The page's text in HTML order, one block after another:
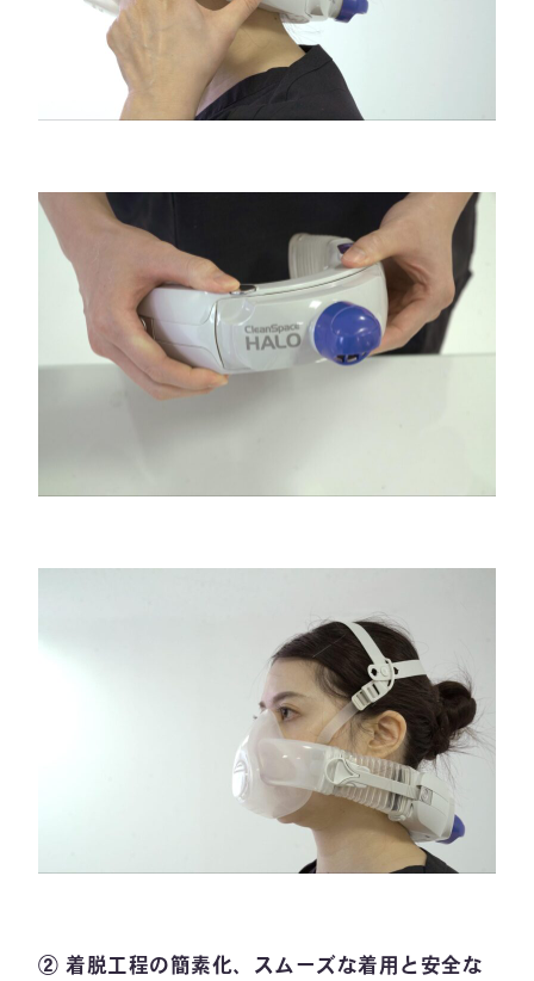
② 着脱工程の簡素化、スムーズな着用と安全な